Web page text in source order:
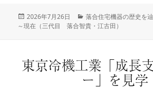
投
稿
2026年7月26日
カ
テ
落合住宅機器の歴史を
～現在（三代目 落合智貴・江古田）
東京冷機工業「成長
ー」を見学